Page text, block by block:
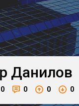
Данилов
0 0 0 0